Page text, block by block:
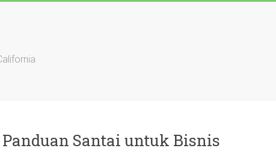
Santai untuk Bisnis